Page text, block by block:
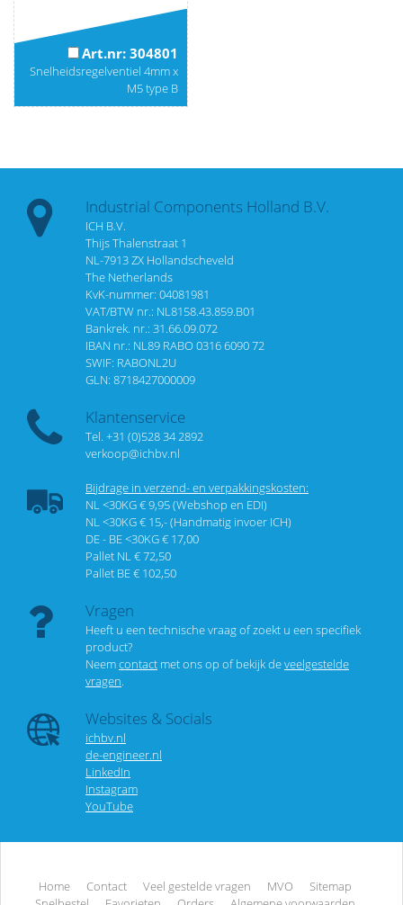
Art.nr: 304801
Snelheidsregelventiel 4mm x
M5 type B
Industrial Components Holland B.V.
ICH B.V.
Thijs Thalenstraat 1
NL-7913 ZX Hollandscheveld
The Netherlands
KvK-nummer: 04081981
VAT/BTW nr.: NL8158.43.859.B01
Bankrek. nr.: 31.66.09.072
IBAN nr.: NL89 RABO 0316 6090 72
SWIF: RABONL2U
GLN: 8718427000009
Klantenservice
Tel. +31 (0)528 34 2892
verkoop@ichbv.nl
Bijdrage in verzend- en verpakkingskosten:
NL <30KG € 9,95 (Webshop en EDI)
NL <30KG € 15,- (Handmatig invoer ICH)
DE - BE <30KG € 17,00
Pallet NL € 72,50
Pallet BE € 102,50
Vragen
Heeft u een technische vraag of zoekt u een specifiek
product?
Neemcontact met ons op of bekijk deveelgestelde
vragen.
Websites & Socials
ichbv.nl
de-engineer.nl
LinkedIn
Instagram
YouTube
Home Contact Veel gestelde vragen MVO
Sitemap